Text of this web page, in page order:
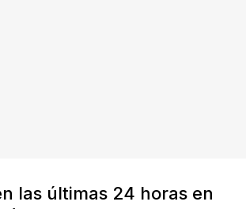
las últimas 24 horas en